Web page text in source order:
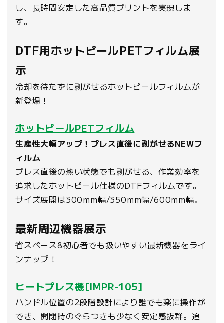
し、長時間安定した高品質プリントを実現しま
す。
DTF用ホットピールPETフィルム展
示
冷却を待たずに剥がせるホットピールフィルムが
新登場！
ホットピールPETフィルム
生産性大幅アップ！プレス直後に剥がせるNEWフ
ィルム
プレス直後の熱い状態でも剥がせる、作業効率を
追求したホットピール仕様のDTFフィルムです。
サイズ展開は300mm幅/350mm幅/600mm幅。
最新周辺機器展示
省スペース&初心者でも扱いやすい最新機器をライ
ンナップ！
ヒートプレス機[IMPR-105]
ハンドル位置の2段階設計により誰でも楽に操作が
でき、開閉時のぐらつきも少なく安定感抜群。追